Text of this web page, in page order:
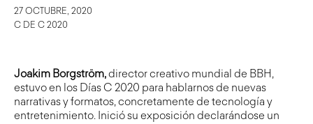
27 OCTUBRE, 2020
C DE C 2020
Joakim Borgström,director creativo mundial de BBH,
estuvo en los Días C 2020 para hablarnos de nuevas
narrativas y formatos, concretamente de tecnología y
entretenimiento. Inició su exposición declarándose un